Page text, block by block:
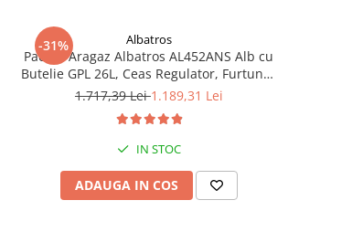
-31% Albatros
Pachet Aragaz Albatros AL452ANS Alb cu
Butelie GPL 26L, Ceas Regulator, Furtun și
2 Coliere – 4 Arzătoare pe Gaz, Cuptor pe
Dublu la Cuptor, Tava și Grătar Cupto
1.717,39 Lei1.189,31 Lei
IN STOC
ADAUGA IN COS